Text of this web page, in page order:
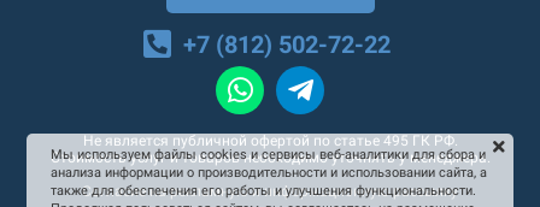
+7 (812) 502-72-22
Не является публичной офертой по статье 495 ГК РФ.
Стоимость услуг и товаров необходимо уточнять у менеджера.
Согласие на рекламную и информационную рассылку
Мы используем файлы cookies и сервисы веб-аналитики для сбора и
анализа информации о производительности и использовании сайта, а
также для обеспечения его работы и улучшения функциональности.